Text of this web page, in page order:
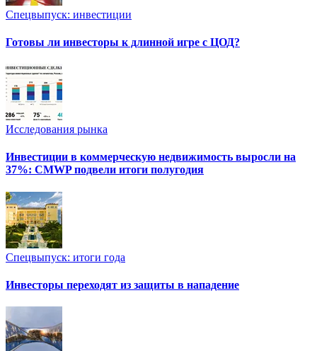
Спецвыпуск: инвестиции
Готовы ли инвесторы к длинной игре с ЦОД?
Исследования рынка
Инвестиции в коммерческую недвижимость выросли на
37%: CMWP подвели итоги полугодия
Спецвыпуск: итоги года
Инвесторы переходят из защиты в нападение